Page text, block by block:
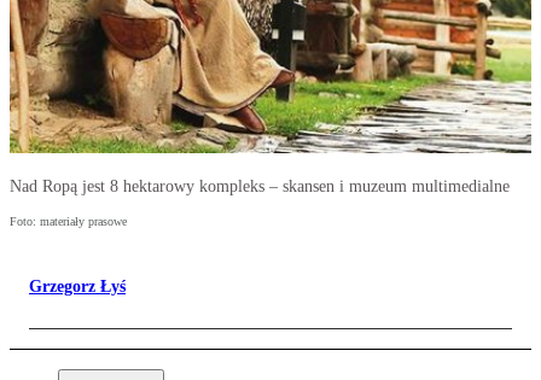
Nad Ropą jest 8 hektarowy kompleks – skansen i muzeum multimedialne
Foto: materiały prasowe
Grzegorz Łyś